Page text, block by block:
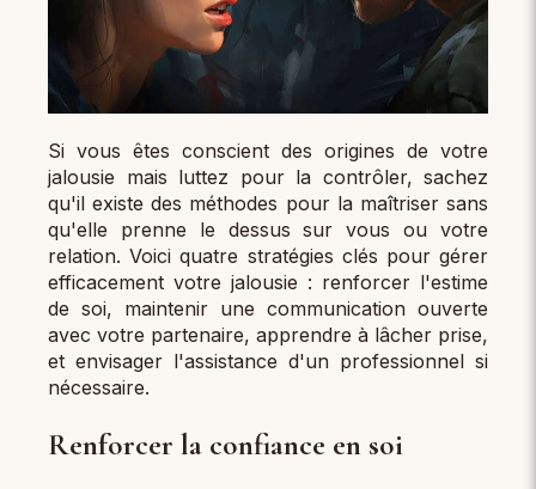
Si vous êtes conscient des origines de votre
jalousie mais luttez pour la contrôler, sachez
qu'il existe des méthodes pour la maîtriser sans
qu'elle prenne le dessus sur vous ou votre
relation. Voici quatre stratégies clés pour gérer
efficacement votre jalousie : renforcer l'estime
de soi, maintenir une communication ouverte
avec votre partenaire, apprendre à lâcher prise,
et envisager l'assistance d'un professionnel si
nécessaire.
Renforcer la confiance en soi